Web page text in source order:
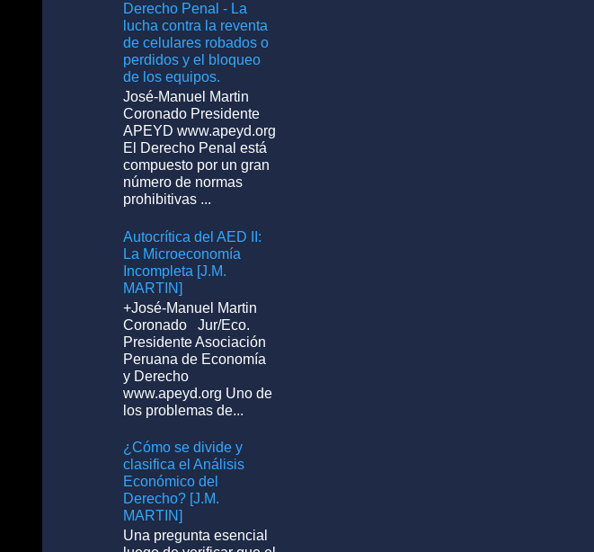
Derecho Penal - La
lucha contra la reventa
de celulares robados o
perdidos y el bloqueo
de los equipos.
José-Manuel Martin
Coronado Presidente
APEYD www.apeyd.org
El Derecho Penal está
compuesto por un gran
número de normas
prohibitivas ...
Autocrítica del AED II:
La Microeconomía
Incompleta [J.M.
MARTIN]
+José-Manuel Martin
Coronado Jur/Eco.
Presidente Asociación
Peruana de Economía
y Derecho
www.apeyd.org Uno de
los problemas de...
¿Cómo se divide y
clasifica el Análisis
Económico del
Derecho? [J.M.
MARTIN]
Una pregunta esencial